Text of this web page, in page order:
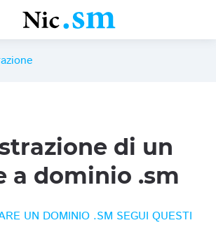
di un
a dominio .sm
UN DOMINIO .SM SEGUI QUESTI